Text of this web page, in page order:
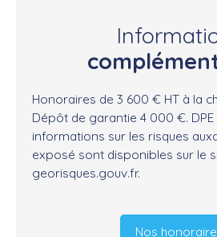
Honoraires de 3 600 € HT à la
Dépôt de garantie 4 000 €. DPE
informations sur les risques
exposé sont disponibles sur le
georisques.gouv.fr.
Nos